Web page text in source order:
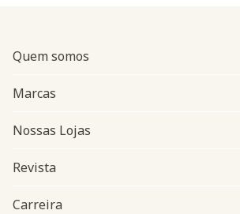
Quem somos
Marcas
Nossas Lojas
Revista
Carreira